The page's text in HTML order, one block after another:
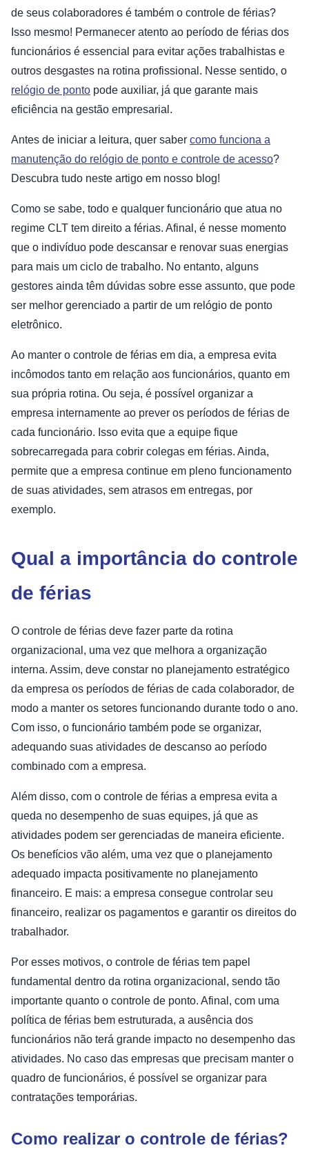
de seus colaboradores é também o controle de férias?
Isso mesmo! Permanecer atento ao período de férias dos
funcionários é essencial para evitar ações trabalhistas e
outros desgastes na rotina profissional. Nesse sentido, o
relógio de ponto pode auxiliar, já que garante mais
eficiência na gestão empresarial.
Antes de iniciar a leitura, quer saber como funciona a
manutenção do relógio de ponto e controle de acesso?
Descubra tudo neste artigo em nosso blog!
Como se sabe, todo e qualquer funcionário que atua no
regime CLT tem direito a férias. Afinal, é nesse momento
que o indivíduo pode descansar e renovar suas energias
para mais um ciclo de trabalho. No entanto, alguns
gestores ainda têm dúvidas sobre esse assunto, que pode
ser melhor gerenciado a partir de um relógio de ponto
eletrônico.
Ao manter o controle de férias em dia, a empresa evita
incômodos tanto em relação aos funcionários, quanto em
sua própria rotina. Ou seja, é possível organizar a
empresa internamente ao prever os períodos de férias de
cada funcionário. Isso evita que a equipe fique
sobrecarregada para cobrir colegas em férias. Ainda,
permite que a empresa continue em pleno funcionamento
de suas atividades, sem atrasos em entregas, por
exemplo.
Qual a importância do controle
de férias
O controle de férias deve fazer parte da rotina
organizacional, uma vez que melhora a organização
interna. Assim, deve constar no planejamento estratégico
da empresa os períodos de férias de cada colaborador, de
modo a manter os setores funcionando durante todo o ano.
Com isso, o funcionário também pode se organizar,
adequando suas atividades de descanso ao período
combinado com a empresa.
Além disso, com o controle de férias a empresa evita a
queda no desempenho de suas equipes, já que as
atividades podem ser gerenciadas de maneira eficiente.
Os benefícios vão além, uma vez que o planejamento
adequado impacta positivamente no planejamento
financeiro. E mais: a empresa consegue controlar seu
financeiro, realizar os pagamentos e garantir os direitos do
trabalhador.
Por esses motivos, o controle de férias tem papel
fundamental dentro da rotina organizacional, sendo tão
importante quanto o controle de ponto. Afinal, com uma
política de férias bem estruturada, a ausência dos
funcionários não terá grande impacto no desempenho das
atividades. No caso das empresas que precisam manter o
quadro de funcionários, é possível se organizar para
contratações temporárias.
Como realizar o controle de férias?